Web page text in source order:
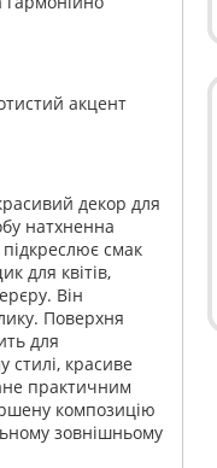
акцент
декор для
натхненна
смак
для квітів,
Він
Поверхня
для
стилі, красиве
практичним
композицію
зовнішньому